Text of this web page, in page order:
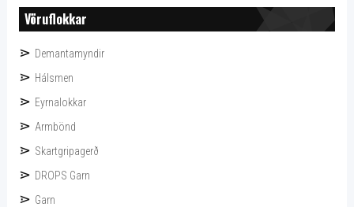
Vöruflokkar
Demantamyndir
Hálsmen
Eyrnalokkar
Armbönd
Skartgripagerð
DROPS Garn
Garn